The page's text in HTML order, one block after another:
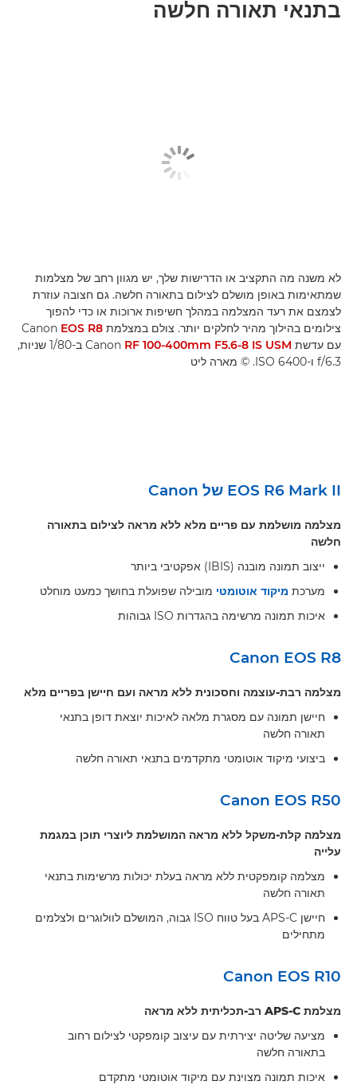
בתנאי תאורה חלשה
לא משנה מה התקציב או הדרישות שלך, יש מגוון רחב של מצלמות
שמתאימות באופן מושלם לצילום בתאורה חלשה. גם חצובה עוזרת
לצמצם את רעד המצלמה במהלך חשיפות ארוכות או כדי להפוך
צילומים בהילוך מהיר לחלקים יותר. צולם במצלמת Canon EOS R8
עם עדשת Canon RF 100-400mm F5.6-8 IS USM
ב-1/80 שניות,
f/6.3 ו-ISO 6400. © מארה ליט
EOS R6 Mark II של Canon
מצלמה מושלמת עם פריים מלא ללא מראה לצילום בתאורה
חלשה
ייצוב תמונה מובנה (IBIS) אפקטיבי ביותר
מערכת מיקוד אוטומטי מובילה שפועלת בחושך כמעט מוחלט
איכות תמונה מרשימה בהגדרות ISO גבוהות
Canon EOS R8
מצלמה רבת-עוצמה וחסכונית ללא מראה ועם חיישן בפריים מלא
חיישן תמונה עם מסגרת מלאה לאיכות יוצאת דופן בתנאי
תאורה חלשה
ביצועי מיקוד אוטומטי מתקדמים בתנאי תאורה חלשה
Canon EOS R50
מצלמה קלת-משקל ללא מראה המושלמת ליוצרי תוכן במגמת
עלייה
מצלמה קומפקטית ללא מראה בעלת יכולות מרשימות בתנאי
תאורה חלשה
חיישן APS-C בעל טווח ISO גבוה, המושלם לוולוגרים ולצלמים
מתחילים
Canon EOS R10
מצלמת APS-C רב-תכליתית ללא מראה
מציעה שליטה יצירתית עם עיצוב קומפקטי לצילום רחוב
בתאורה חלשה
איכות תמונה מצוינת עם מיקוד אוטומטי מתקדם